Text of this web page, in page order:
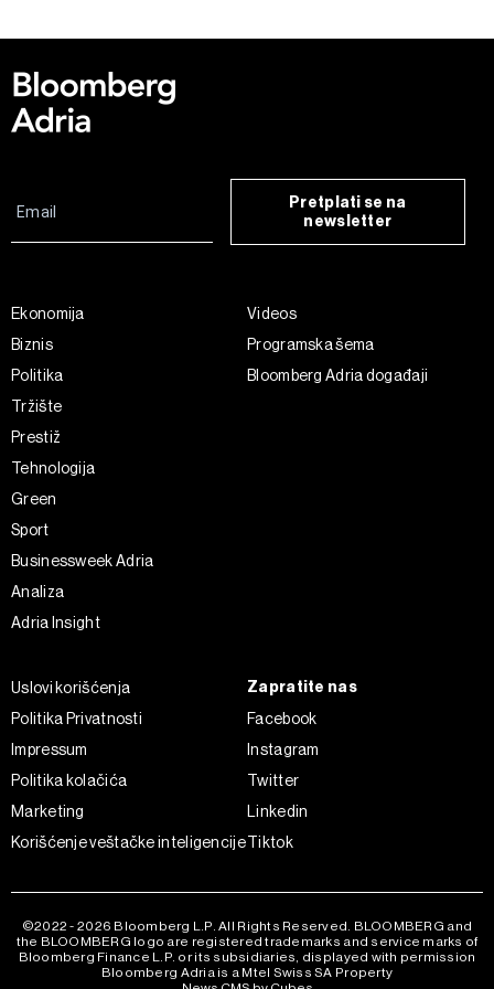
Pretplati se na
newsletter
Ekonomija
Biznis
Politika
Tržište
Prestiž
Tehnologija
Green
Sport
Businessweek Adria
Analiza
Adria Insight
Videos
Programska šema
Bloomberg Adria događaji
Uslovi korišćenja
Politika Privatnosti
Impressum
Politika kolačića
Marketing
Korišćenje veštačke inteligencije
Zapratite nas
Facebook
Instagram
Twitter
Linkedin
Tiktok
©2022 - 2026 Bloomberg L.P. All Rights Reserved. BLOOMBERG and
the BLOOMBERG logo are registered trademarks and service marks of
Bloomberg Finance L.P. or its subsidiaries, displayed with permission
Bloomberg Adria is a Mtel Swiss SA Property